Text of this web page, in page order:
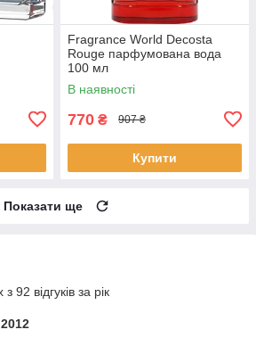
Fragrance World Decosta
Rouge парфумована вода
100 мл
В наявності
770 ₴ 907 ₴
Купити
Показати ще
92 відгуків за рік